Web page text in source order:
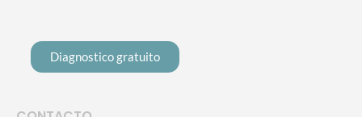
Diagnostico gratuito